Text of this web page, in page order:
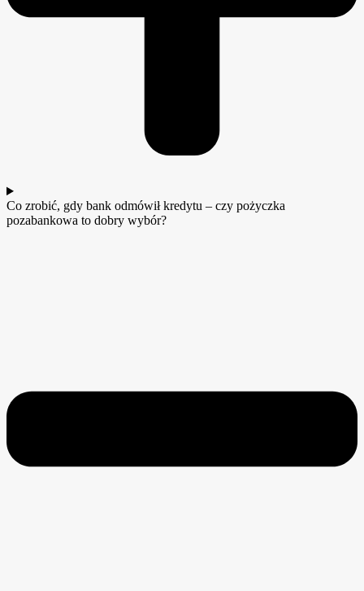
Co zrobić, gdy bank odmówił kredytu – czy pożyczka
pozabankowa to dobry wybór?